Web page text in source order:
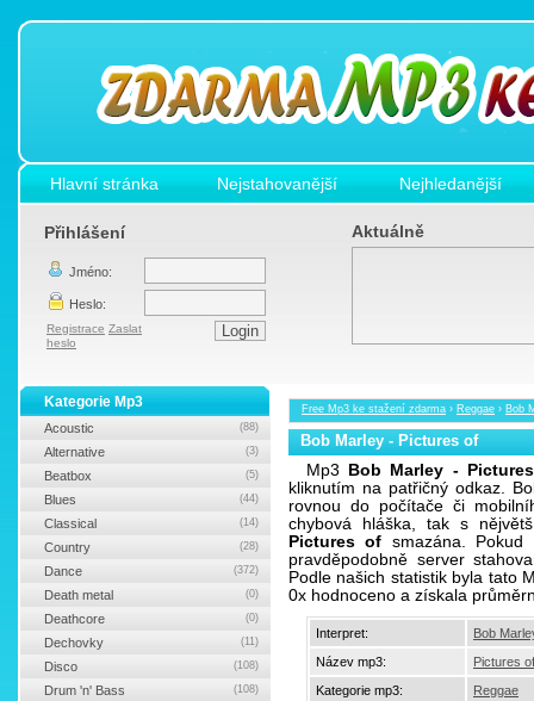
Hlavní stránka Nejstahovanější Nejhledanější
Přihlášení
Jméno:
Heslo:
Registrace Zaslat
heslo
Aktuálně
Free Mp3 ke stažení zdarma › Reggae › Bob
Bob Marley - Pictures of
Mp3
Bob Marley -
kliknutím na patřičný odkaz.
rovnou do počítače či
chybová hláška, tak s
Pictures of smazána.
pravděpodobně server
Podle našich statistik byla tato
0x hodnoceno a získala
Interpret:
Bob
Název mp3:
Pictures of
Kategorie mp3:
Reggae
Kategorie Mp3
Acoustic (88)
Alternative (3)
Beatbox (5)
Blues (44)
Classical (14)
Country (28)
Dance (372)
Death metal (0)
Deathcore (0)
Dechovky (11)
Disco (108)
Drum 'n' Bass (108)